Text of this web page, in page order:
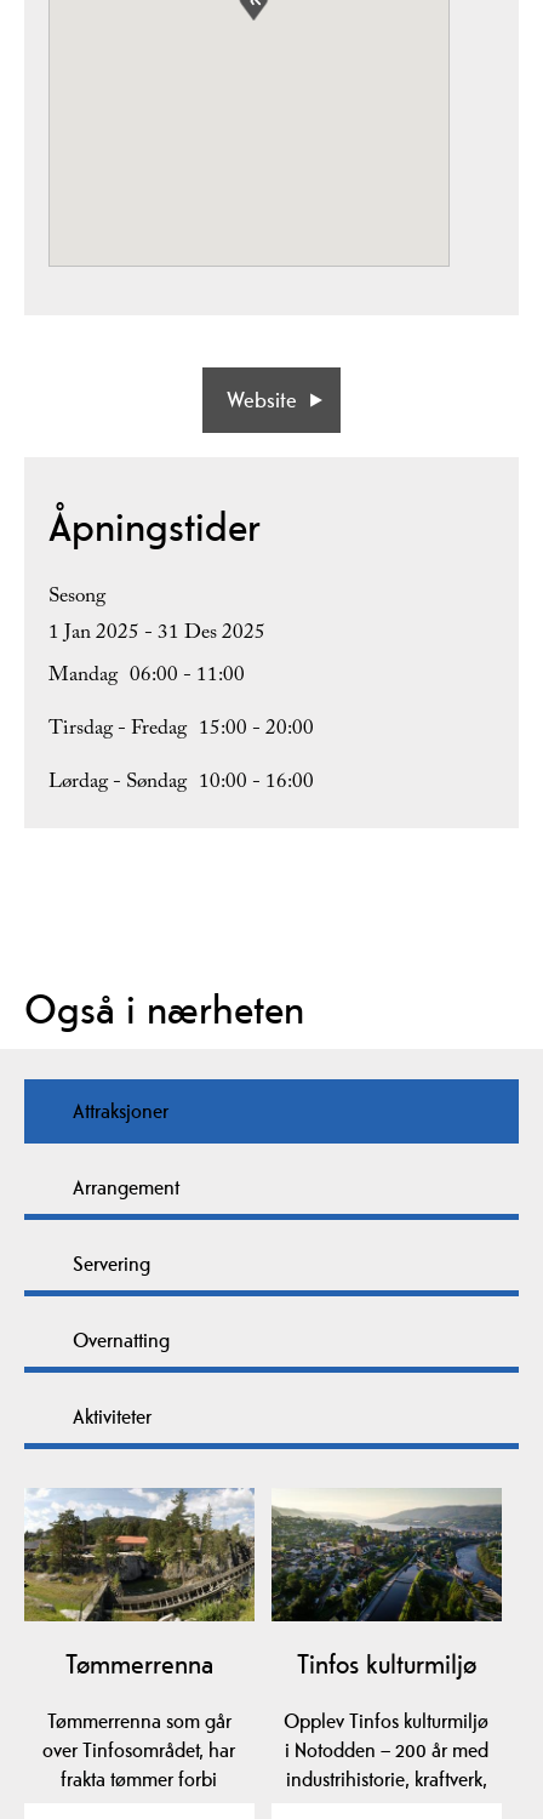
Website
Åpningstider
Sesong
1 Jan 2025 - 31 Des 2025
Mandag 06:00 - 11:00
Tirsdag - Fredag 15:00 - 20:00
Lørdag - Søndag 10:00 - 16:00
Også i nærheten
Attraksjoner
Arrangement
Servering
Overnatting
Aktiviteter
Tømmerrenna
Tømmerrenna som går
over Tinfosområdet, har
frakta tømmer forbi
Tinfos kulturmiljø
Opplev Tinfos kulturmiljø
i Notodden – 200 år med
industrihistorie, kraftverk,